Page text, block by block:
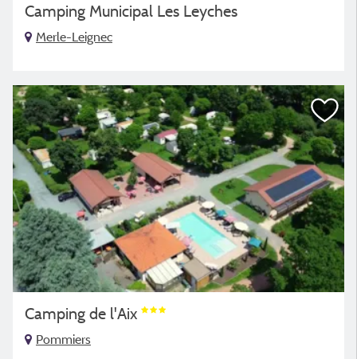
Camping Municipal Les Leyches
Merle-Leignec
Camping de l'Aix
Pommiers